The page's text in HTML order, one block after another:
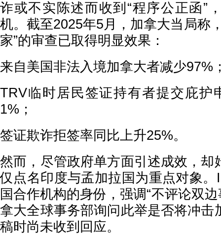
诈或不实陈述而收到“程序公正函”
机。截至2025年5月，加拿大当局称
家”的审查已取得明显效果：
来自美国非法入境加拿大者减少97%
TRV临时居民签证持有者提交庇护
1%；
签证欺诈拒签率同比上升25%。
然而，尽管政府单方面引述成效，却
仅点名印度与孟加拉国为重点对象
国合作机构的身份，强调“不评论双
拿大全球事务部询问此举是否将冲击
稿时尚未收到回应。